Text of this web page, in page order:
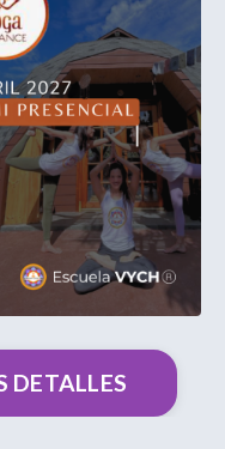
DETALLES